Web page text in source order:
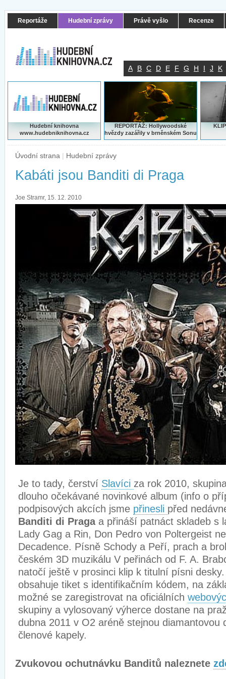
Reportáže Hudební zprávy Právě vyšlo Recenze
A B C D E F G H I J K
Hudební knihovna
www.hudebniknihovna.cz
REPORTÁŽ: Hollywoodské
hvězdy zazářily v brněnském Sonu
Úvodní strana | Hudební zprávy
Kabáti jsou Banditi di Praga
Joe Stramr, 15. 12. 2010
Je to tady, čerství Slavíci za rok 2010,
dlouho očekávané novinkové album (info o
podpisových akcích jsme přinesli před
Banditi di Pragaa přináší patnáct skladeb s
Lady Gag a Rin, Don Pedro von Poltergeist
Decadence. Písně Schody a Peří, prach a
českém 3D muzikálu V peřinách od F. A.
natočí ještě v prosinci klip k titulní písni
obsahuje tiket s identifikačním kódem, na
možné se zaregistrovat na oficiálních
skupiny a vylosovaný výherce dostane na
dubna 2011 v O2 aréně stejnou diamantovou
členové kapely.
Zvukovou ochutnávku Banditů naleznete